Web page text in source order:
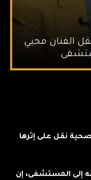
الفنان محيي
نقل على إثرها
إلى المستشفى، إن